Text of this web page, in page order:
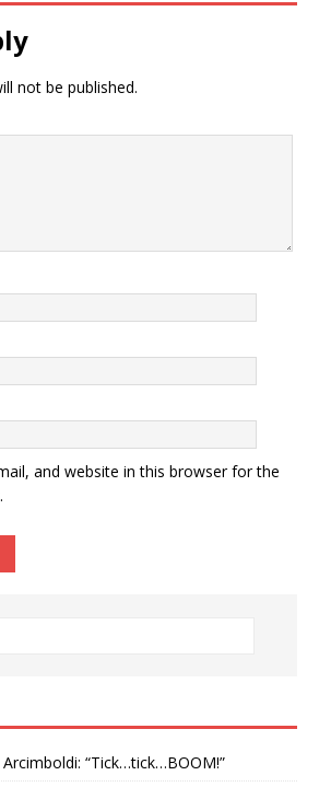
not be published.
and website in this browser for the
“Tick…tick…BOOM!”